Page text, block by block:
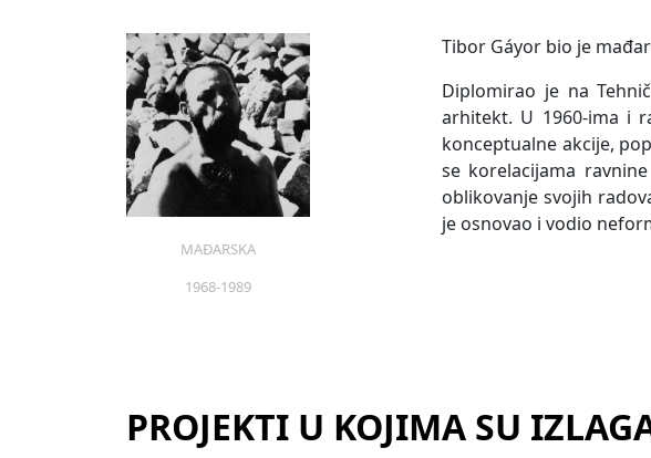
MAĐARSKA
1968-1989
Tibor Gáyor bio je
Diplomirao je na
arhitekt. U 1960-ima i
konceptualne akcije,
se korelacijama
oblikovanje svojih
je osnovao i vodio
PROJEKTI U KOJIMA SU